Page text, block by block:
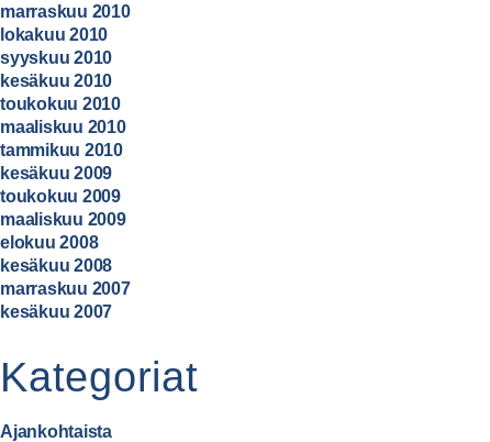
marraskuu 2010
lokakuu 2010
syyskuu 2010
kesäkuu 2010
toukokuu 2010
maaliskuu 2010
tammikuu 2010
kesäkuu 2009
toukokuu 2009
maaliskuu 2009
elokuu 2008
kesäkuu 2008
marraskuu 2007
kesäkuu 2007
Kategoriat
Ajankohtaista